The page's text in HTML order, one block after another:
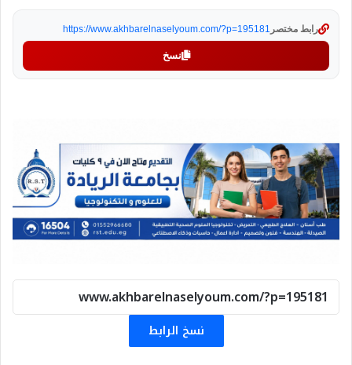
رابط مختصر https://www.akhbarelnaselyoum.com/?p=195181
نسخ
نسخ الرابط